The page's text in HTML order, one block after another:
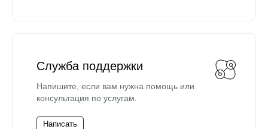
Служба поддержки
Напишите, если вам нужна помощь или
консультация по услугам.
Написать